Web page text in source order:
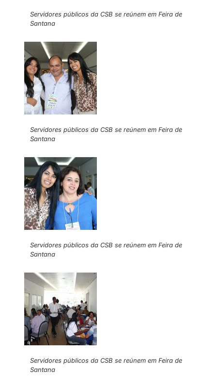
Servidores públicos da CSB se reúnem em Feira de
Santana
Servidores públicos da CSB se reúnem em Feira de
Santana
Servidores públicos da CSB se reúnem em Feira de
Santana
Servidores públicos da CSB se reúnem em Feira de
Santana